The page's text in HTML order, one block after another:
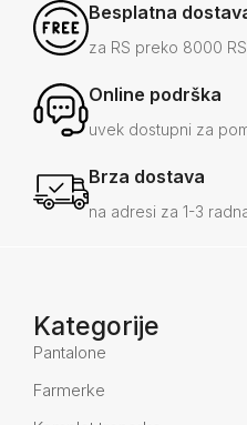
Besplatna
za RS preko 8000
Online podrška
uvek dostupni za
Brza dostava
na adresi za 1-3
Kategorije
Pantalone
Farmerke